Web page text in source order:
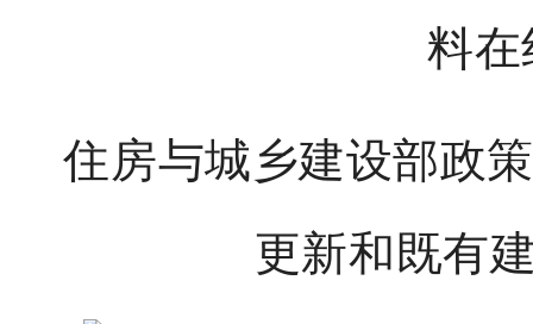
住房与城乡建设部政
更新和既有